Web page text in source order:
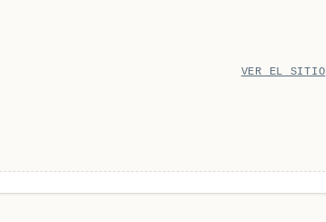
VER EL SITIO